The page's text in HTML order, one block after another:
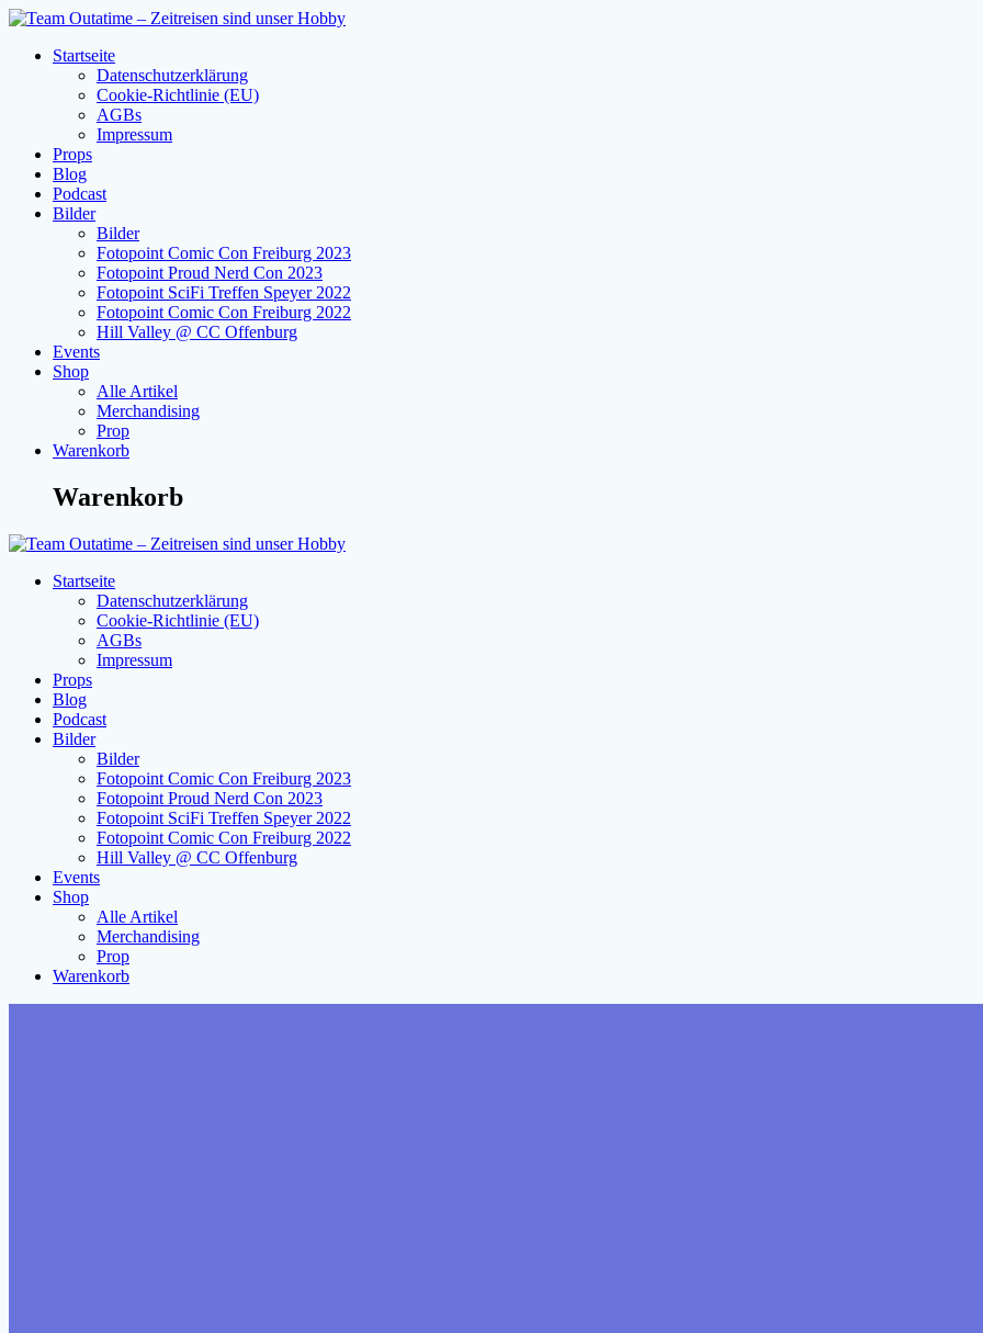
Zum
springenStartseite
Datenschutzerklärung
Cookie-Richtlinie (EU)
AGBs
Impressum
Props
Blog
Podcast
Bilder
Bilder
Fotopoint Comic Con Freiburg 2023
Fotopoint Proud Nerd Con 2023
Fotopoint SciFi Treffen Speyer 2022
Fotopoint Comic Con Freiburg 2022
Hill Valley @ CC Offenburg
Events
Shop
Alle Artikel
Merchandising
Prop
Warenkorb
Warenkorb
Startseite
Datenschutzerklärung
Cookie-Richtlinie (EU)
AGBs
Impressum
Props
Blog
Podcast
Bilder
Bilder
Fotopoint Comic Con Freiburg 2023
Fotopoint Proud Nerd Con 2023
Fotopoint SciFi Treffen Speyer 2022
Fotopoint Comic Con Freiburg 2022
Hill Valley @ CC Offenburg
Events
Shop
Alle Artikel
Merchandising
Prop
Warenkorb